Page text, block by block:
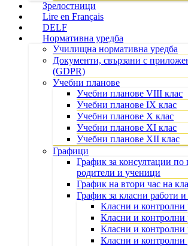
Зрелостници
Lire en Français
DELF
Нормативна уредба
Училищна нормативна уредба
Документи, свързани с
(GDPR)
Учебни планове
Учебни планове VIII клас
Учебни планове IX клас
Учебни планове X клас
Учебни планове XI клас
Учебни планове XII клас
Графици
График за консултации по
родители и ученици
График на втори час на
График за класни работи
Класни и контролни
Класни и контролни
Класни и контролни
Класни и контролни